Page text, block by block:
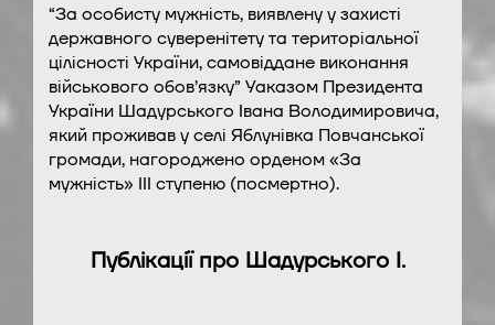
“За особисту мужність, виявлену у захисті
державного суверенітету та територіальної
цілісності України, самовіддане виконання
військового обов’язку” Уаказом Президента
України Шадурського Івана Володимировича,
який проживав у селі Яблунівка Повчанської
громади, нагороджено орденом «За
мужність» ІІІ ступеню (посмертно).
Публікації про Шадурського І.